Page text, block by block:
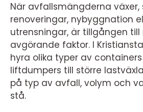
När avfallsmängderna växer,
renoveringar, nybyggnation
utrensningar, är tillgången
avgörande faktor. I
hyra olika typer av
liftdumpers till större
på typ av avfall, volym och
stå.